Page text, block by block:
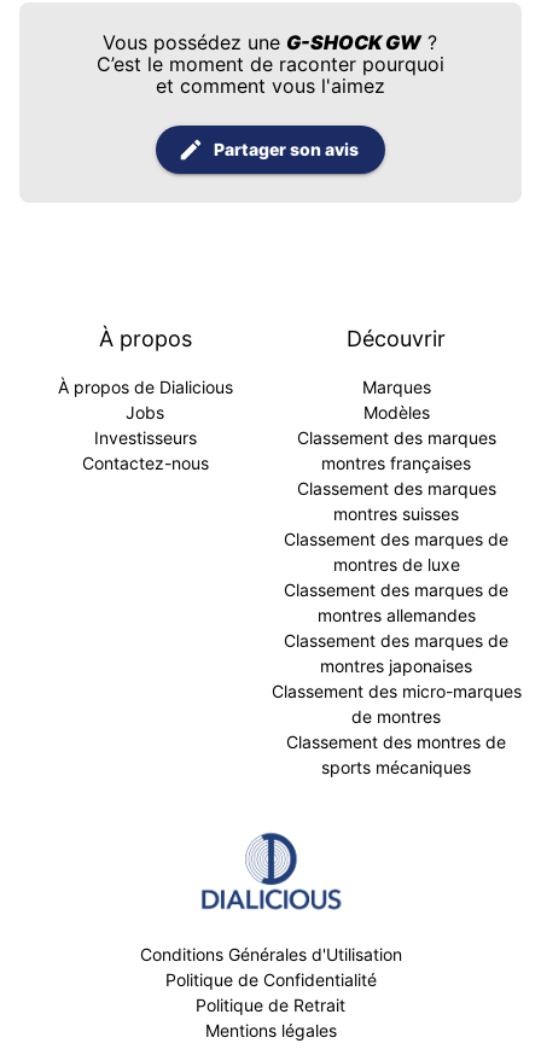
Vous possédez une G-SHOCK GW?
C’est le moment de raconter pourquoi
et comment vous l'aimez
Partager son avis
À propos
À propos de Dialicious
Jobs
Investisseurs
Contactez-nous
Découvrir
Marques
Modèles
Classement des marques
montres françaises
Classement des marques
montres suisses
Classement des marques de
montres de luxe
Classement des marques de
montres allemandes
Classement des marques de
montres japonaises
Classement des micro-marques
de montres
Classement des montres de
sports mécaniques
Conditions Générales d'Utilisation
Politique de Confidentialité
Politique de Retrait
Mentions légales